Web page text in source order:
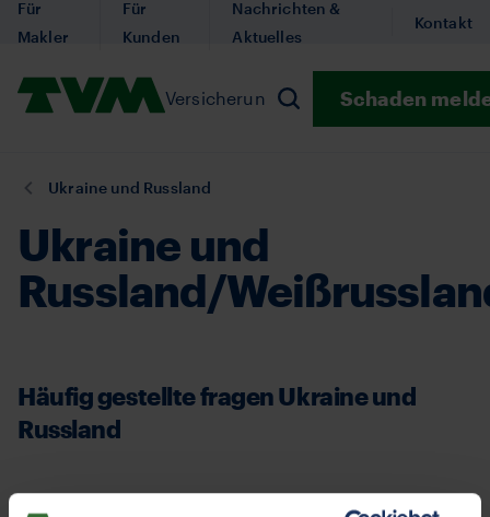
Direkt
zum
Logo,
Versicherungen SubmenuPrävention
Suchen
Schaden
Für
Makler
Für
Kunden
Nachrichten &
Aktuelles
Kontakt
Sie
Ukraine und Russland
Ukraine und
Russland/
Häufig gestellte fragen Ukraine und
Russland